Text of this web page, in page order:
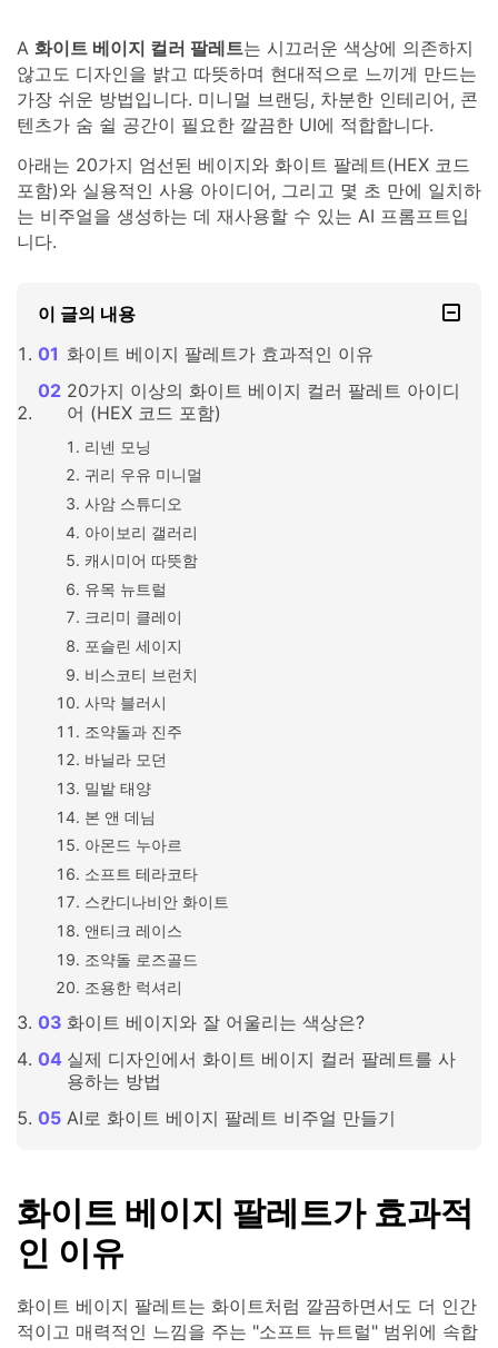
A 화이트 베이지 컬러 팔레트는 시끄러운 색상에 의존하지
않고도 디자인을 밝고 따뜻하며 현대적으로 느끼게 만드는
가장 쉬운 방법입니다. 미니멀 브랜딩, 차분한 인테리어, 콘
텐츠가 숨 쉴 공간이 필요한 깔끔한 UI에 적합합니다.
아래는 20가지 엄선된 베이지와 화이트 팔레트(HEX 코드
포함)와 실용적인 사용 아이디어, 그리고 몇 초 만에 일치하
는 비주얼을 생성하는 데 재사용할 수 있는 AI 프롬프트입
니다.
이 글의 내용
화이트 베이지 팔레트가 효과적인 이유
20가지 이상의 화이트 베이지 컬러 팔레트 아이디
어 (HEX 코드 포함)
리넨 모닝
귀리 우유 미니멀
사암 스튜디오
아이보리 갤러리
캐시미어 따뜻함
유목 뉴트럴
크리미 클레이
포슬린 세이지
비스코티 브런치
사막 블러시
조약돌과 진주
바닐라 모던
밀밭 태양
본 앤 데님
아몬드 누아르
소프트 테라코타
스칸디나비안 화이트
앤티크 레이스
조약돌 로즈골드
조용한 럭셔리
화이트 베이지와 잘 어울리는 색상은?
실제 디자인에서 화이트 베이지 컬러 팔레트를 사
용하는 방법
AI로 화이트 베이지 팔레트 비주얼 만들기
화이트 베이지 팔레트가 효과적
인 이유
화이트 베이지 팔레트는 화이트처럼 깔끔하면서도 더 인간
적이고 매력적인 느낌을 주는 "소프트 뉴트럴" 범위에 속합